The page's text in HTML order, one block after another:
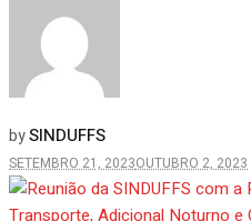
bySINDUFFS
SETEMBRO 21, 2023OUTUBRO 2, 2023